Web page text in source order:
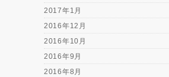
2017年1月
2016年12月
2016年10月
2016年9月
2016年8月